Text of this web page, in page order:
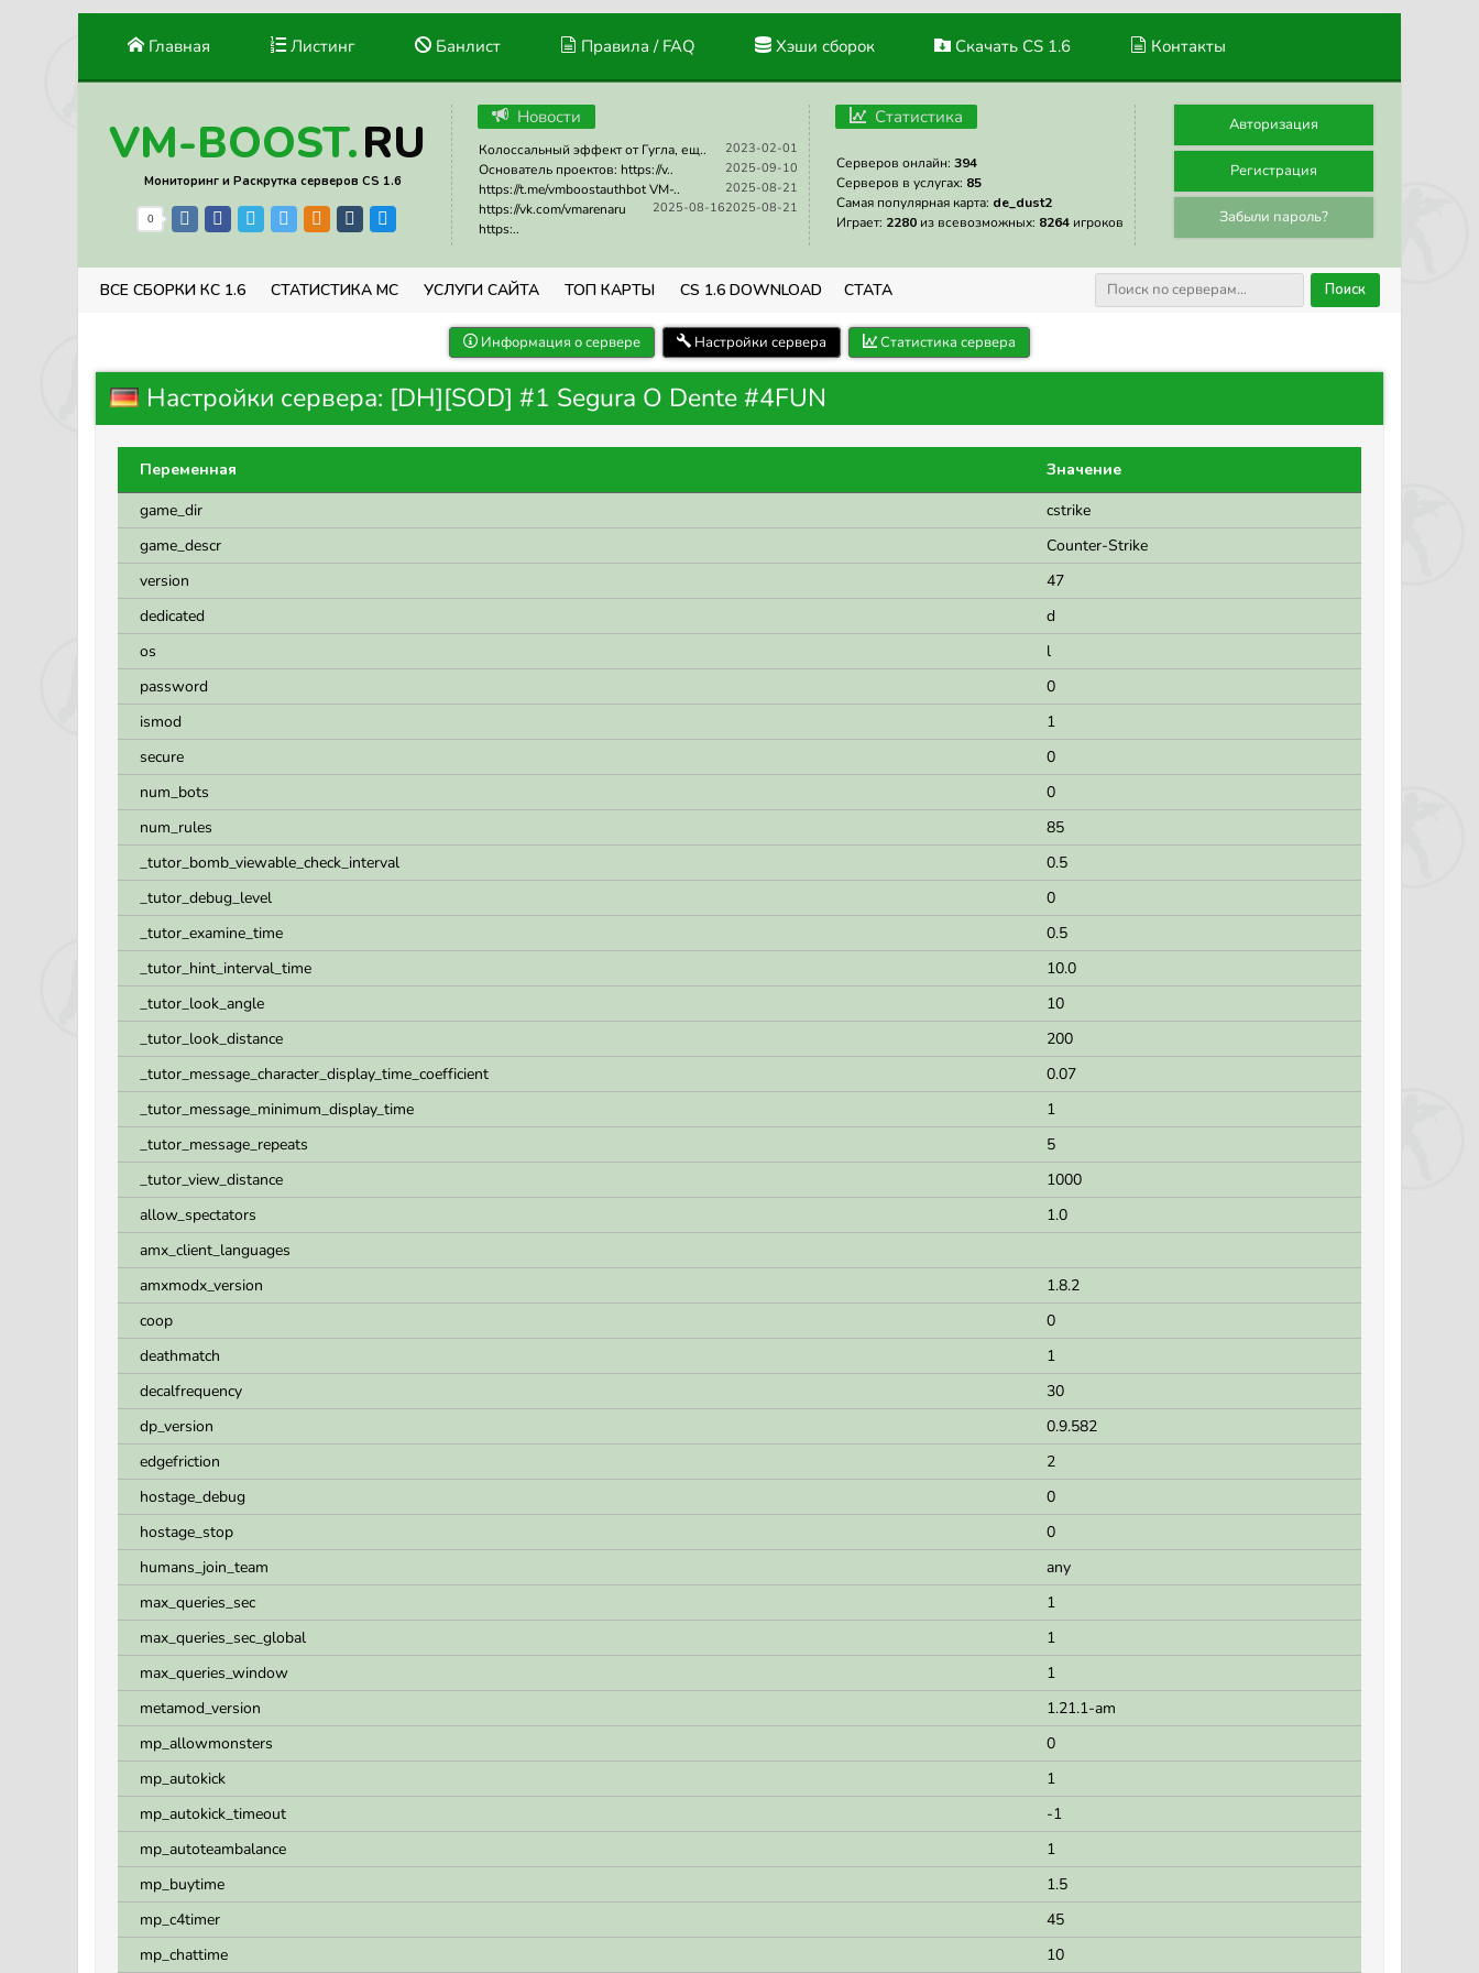
Главная Листинг Банлист Правила / FAQ Хэши сборок Скачать CS 1.6 Контакты
VM-BOOST.RU
Мониторинг и Раскрутка серверов CS 1.6
0
Новости
2023-02-01
Колоссальный эффект от Гугла, ещ..
2025-09-10
Основатель проектов: https://v..
2025-08-21
https://t.me/vmboostauthbot VM-..
2025-08-21
2025-08-16
https://vk.com/vmarenaru
https:..
Статистика
Серверов онлайн: 394
Серверов в услугах: 85
Самая популярная карта: de_dust2
Играет: 2280 из всевозможных: 8264 игроков
Авторизация
Регистрация
Забыли пароль?
ВСЕ СБОРКИ КС 1.6 СТАТИСТИКА МС УСЛУГИ САЙТА ТОП КАРТЫ CS 1.6 DOWNLOAD СТАТА Поиск
Информация о сервере Настройки сервера Статистика сервера
Настройки сервера: [DH][SOD] #1 Segura O Dente #4FUN
Переменная
Значение
game_dir
cstrike
game_descr
Counter-Strike
version
47
dedicated
d
os
l
password
0
ismod
1
secure
0
num_bots
0
num_rules
85
_tutor_bomb_viewable_check_interval
0.5
_tutor_debug_level
0
_tutor_examine_time
0.5
_tutor_hint_interval_time
10.0
_tutor_look_angle
10
_tutor_look_distance
200
_tutor_message_character_display_time_coefficient
0.07
_tutor_message_minimum_display_time
1
_tutor_message_repeats
5
_tutor_view_distance
1000
allow_spectators
1.0
amx_client_languages
amxmodx_version
1.8.2
coop
0
deathmatch
1
decalfrequency
30
dp_version
0.9.582
edgefriction
2
hostage_debug
0
hostage_stop
0
humans_join_team
any
max_queries_sec
1
max_queries_sec_global
1
max_queries_window
1
metamod_version
1.21.1-am
mp_allowmonsters
0
mp_autokick
1
mp_autokick_timeout
-1
mp_autoteambalance
1
mp_buytime
1.5
mp_c4timer
45
mp_chattime
10